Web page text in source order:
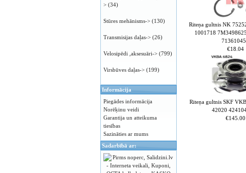
Riteņa gultnis NK
1001718
€18.04
Riteņa gultnis SKF
42020
€145.00
> (34)
Stūres mehānisms-> (130)
Transmisijas daļas-> (26)
Velosipēdi ,aksesuāri-> (799)
Virsbūves daļas-> (199)
Informācija
Piegādes informācija
Norēķinu veidi
Garantija un atteikuma
tiesības
Sazināties ar mums
Sadarbībā ar: